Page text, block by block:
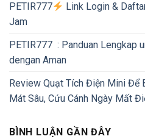
PETIR777
Link Login &
Jam
PETIR777 : Panduan Lengkap
dengan Aman
Review Quạt Tích Điện Mini Để
Mát Sâu, Cứu Cánh Ngày Mất
BÌNH LUẬN GẦN ĐÂY